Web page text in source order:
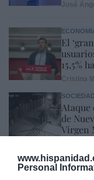
Personal
El
15,5%
SOCIEDAD
Ataque
de
Virgen